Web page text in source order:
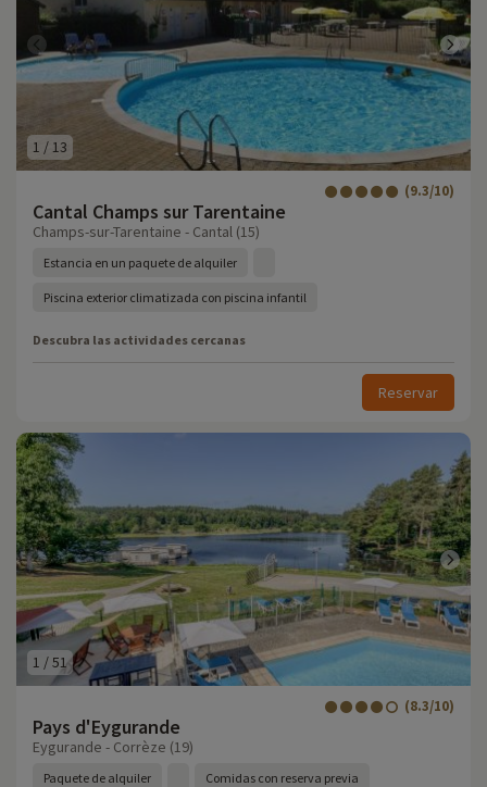
1 / 13
Cantal Champs sur Tarentaine
(9.3/10)
Champs-sur-Tarentaine - Cantal (15)
Estancia en un paquete de alquiler
Piscina exterior climatizada con piscina infantil
Descubra las actividades cercanas
Reservar
1 /51
Pays d'Eygurande
(8.3/10)
Eygurande - Corrèze (19)
Paquete de alquiler Comidas con reserva previa